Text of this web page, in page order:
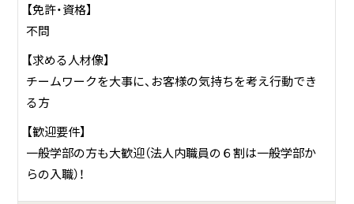
【免許・資格】
不問
【求める人材像】
チームワークを大事に、お客様の気持ちを考え行動でき
る方
【歓迎要件】
一般学部の方も大歓迎（法人内職員の６割は一般学部か
らの入職）！